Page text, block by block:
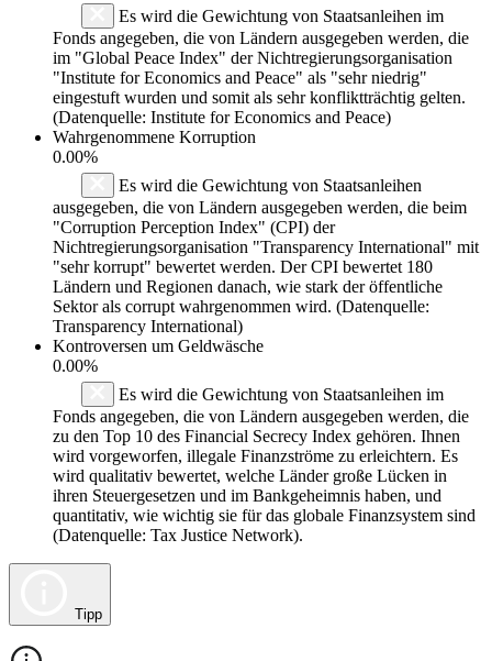
Es wird die Gewichtung von Staatsanleihen im
Fonds angegeben, die von Ländern ausgegeben werden, die
im "Global Peace Index" der Nichtregierungsorganisation
"Institute for Economics and Peace" als "sehr niedrig"
eingestuft wurden und somit als sehr konfliktträchtig gelten.
(Datenquelle: Institute for Economics and Peace)
Wahrgenommene Korruption
0.00%
Es wird die Gewichtung von Staatsanleihen
ausgegeben, die von Ländern ausgegeben werden, die beim
"Corruption Perception Index" (CPI) der
Nichtregierungsorganisation "Transparency International" mit
"sehr korrupt" bewertet werden. Der CPI bewertet 180
Ländern und Regionen danach, wie stark der öffentliche
Sektor als corrupt wahrgenommen wird. (Datenquelle:
Transparency International)
Kontroversen um Geldwäsche
0.00%
Es wird die Gewichtung von Staatsanleihen im
Fonds angegeben, die von Ländern ausgegeben werden, die
zu den Top 10 des Financial Secrecy Index gehören. Ihnen
wird vorgeworfen, illegale Finanzströme zu erleichtern. Es
wird qualitativ bewertet, welche Länder große Lücken in
ihren Steuergesetzen und im Bankgeheimnis haben, und
quantitativ, wie wichtig sie für das globale Finanzsystem sind
(Datenquelle: Tax Justice Network).
Tipp